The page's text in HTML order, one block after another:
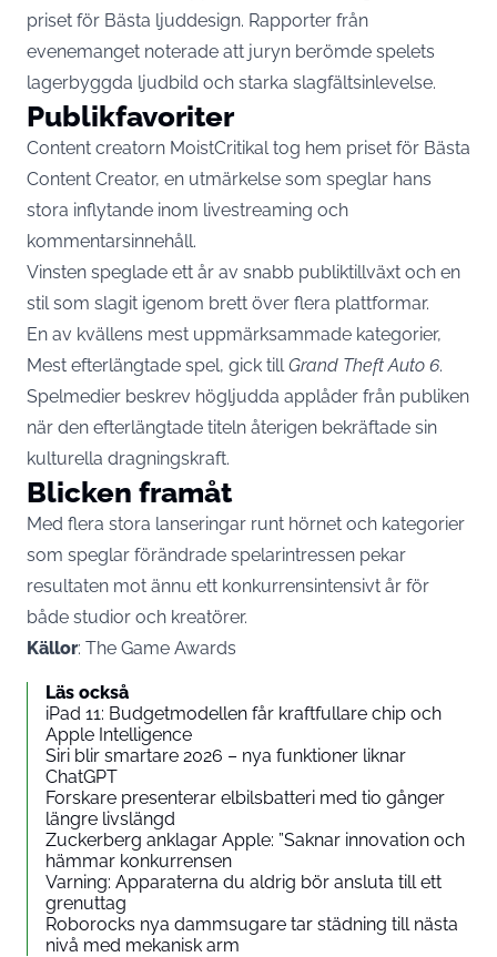
priset för Bästa ljuddesign. Rapporter från
evenemanget noterade att juryn berömde spelets
lagerbyggda ljudbild och starka slagfältsinlevelse.
Publikfavoriter
Content creatorn MoistCritikal tog hem priset för Bästa
Content Creator, en utmärkelse som speglar hans
stora inflytande inom livestreaming och
kommentarsinnehåll.
Vinsten speglade ett år av snabb publik­tillväxt och en
stil som slagit igenom brett över flera plattformar.
En av kvällens mest uppmärksammade kategorier,
Mest efterlängtade spel, gick tillGrand Theft Auto 6.
Spelmedier beskrev högljudda applåder från publiken
när den efterlängtade titeln återigen bekräftade sin
kulturella dragningskraft.
Blicken framåt
Med flera stora lanseringar runt hörnet och kategorier
som speglar förändrade spelarintressen pekar
resultaten mot ännu ett konkurrensintensivt år för
både studior och kreatörer.
Källor: The Game Awards
Läs också
iPad 11: Budgetmodellen får kraftfullare chip och
Apple Intelligence
Siri blir smartare 2026 – nya funktioner liknar
ChatGPT
Forskare presenterar elbilsbatteri med tio gånger
längre livslängd
Zuckerberg anklagar Apple: ”Saknar innovation och
hämmar konkurrensen
Varning: Apparaterna du aldrig bör ansluta till ett
grenuttag
Roborocks nya dammsugare tar städning till nästa
nivå med mekanisk arm